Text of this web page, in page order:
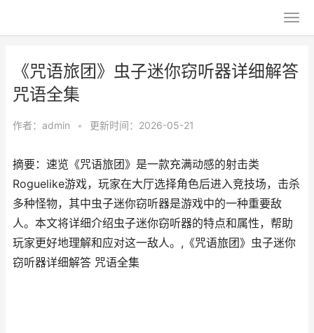
《咒语旅团》虫子迷你窃听器详细解答
咒语全集
作者： admin • 更新时间：2026-05-21
摘要：速览《咒语旅团》是一款充满动感的射击类
Roguelike游戏，玩家在大厅选择角色后进入竞技场，击杀
多种怪物，其中虫子迷你窃听器是游戏中的一种重要敌
人。本文将详细介绍虫子迷你窃听器的特点和属性，帮助
玩家更好地理解和应对这一敌人。,《咒语旅团》虫子迷你
窃听器详细解答 咒语全集